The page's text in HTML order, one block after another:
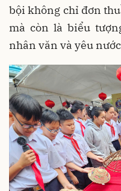
bội không chỉ đơn
mà còn là biểu
nhân văn và yêu